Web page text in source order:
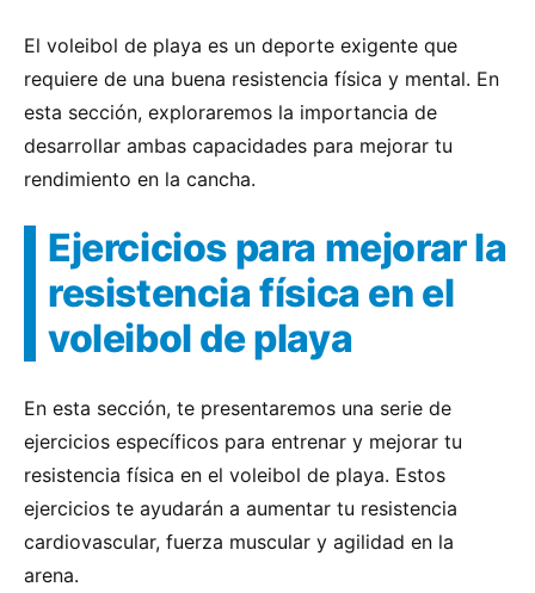
El voleibol de playa es un deporte exigente que
requiere de una buena resistencia física y mental. En
esta sección, exploraremos la importancia de
desarrollar ambas capacidades para mejorar tu
rendimiento en la cancha.
Ejercicios para mejorar la
resistencia física en el
voleibol de playa
En esta sección, te presentaremos una serie de
ejercicios específicos para entrenar y mejorar tu
resistencia física en el voleibol de playa. Estos
ejercicios te ayudarán a aumentar tu resistencia
cardiovascular, fuerza muscular y agilidad en la
arena.